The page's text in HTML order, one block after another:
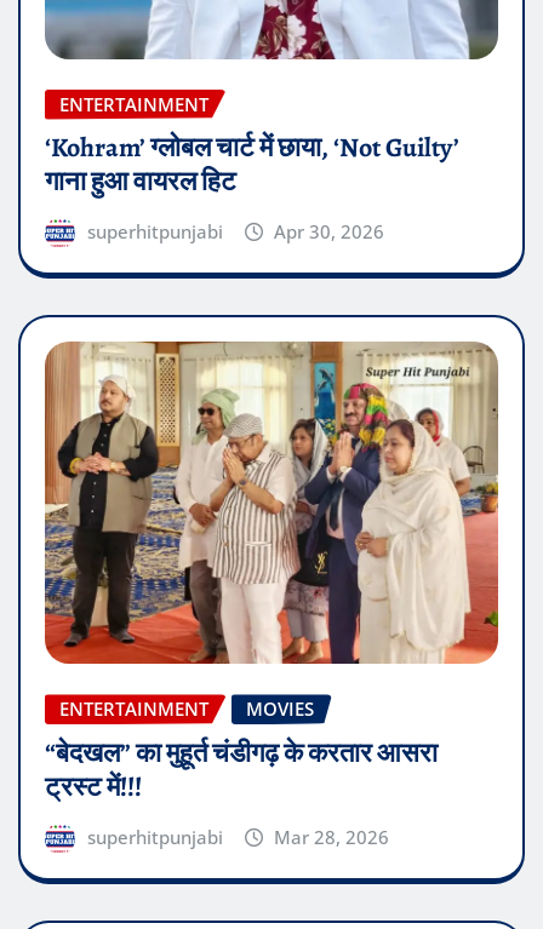
ENTERTAINMENT
‘Kohram’ ग्लोबल चार्ट में छाया, ‘Not Guilty’
गाना हुआ वायरल हिट
superhitpunjabi Apr 30, 2026
ENTERTAINMENT MOVIES
“बेदखल” का मुहूर्त चंडीगढ़ के करतार आसरा
ट्रस्ट में!!!
superhitpunjabi Mar 28, 2026